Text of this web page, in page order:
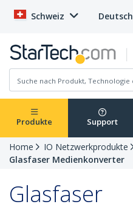
Schweiz Deutsch
Produkte Support
Home IO Netzwerkprodukte
Glasfaser Medienkonverter
Glasfaser